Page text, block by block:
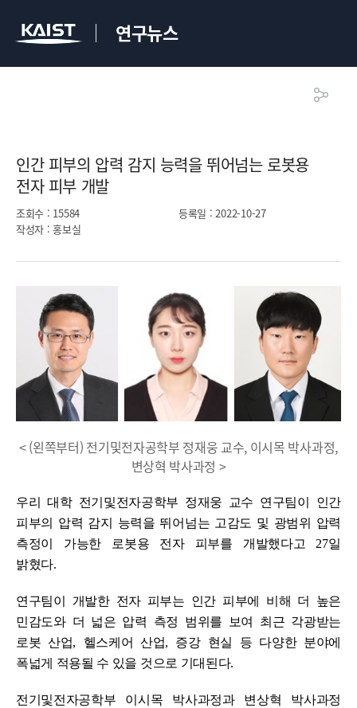
연구뉴스
인간 피부의 압력 감지 능력을 뛰어넘는 로봇용
전자 피부 개발​
조회수 : 15584 등록일 : 2022-10-27
작성자 : 홍보실
< (왼쪽부터) 전기및전자공학부 정재웅 교수, 이시목 박사과정,
변상혁 박사과정 >
우리 대학 전기및전자공학부 정재웅 교수 연구팀이 인간
피부의 압력 감지 능력을 뛰어넘는 고감도 및 광범위 압력
측정이 가능한 로봇용 전자 피부를 개발했다고 27일
밝혔다.
연구팀이 개발한 전자 피부는 인간 피부에 비해 더 높은
민감도와 더 넓은 압력 측정 범위를 보여 최근 각광받는
로봇 산업, 헬스케어 산업, 증강 현실 등 다양한 분야에
폭넓게 적용될 수 있을 것으로 기대된다.
전기및전자공학부 이시목 박사과정과 변상혁 박사과정